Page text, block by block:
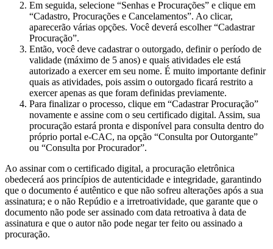
Em seguida, selecione “Senhas e Procurações” e clique em
“Cadastro, Procurações e Cancelamentos”. Ao clicar,
aparecerão várias opções. Você deverá escolher “Cadastrar
Procuração”.
Então, você deve cadastrar o outorgado, definir o período de
validade (máximo de 5 anos) e quais atividades ele está
autorizado a exercer em seu nome. É muito importante definir
quais as atividades, pois assim o outorgado ficará restrito a
exercer apenas as que foram definidas previamente.
Para finalizar o processo, clique em “Cadastrar Procuração”
novamente e assine com o seu certificado digital. Assim, sua
procuração estará pronta e disponível para consulta dentro do
próprio portal e-CAC, na opção “Consulta por Outorgante”
ou “Consulta por Procurador”.
Ao assinar com o certificado digital, a procuração eletrônica
obedecerá aos princípios de autenticidade e integridade, garantindo
que o documento é autêntico e que não sofreu alterações após a sua
assinatura; e o não Repúdio e a irretroatividade, que garante que o
documento não pode ser assinado com data retroativa à data de
assinatura e que o autor não pode negar ter feito ou assinado a
procuração.